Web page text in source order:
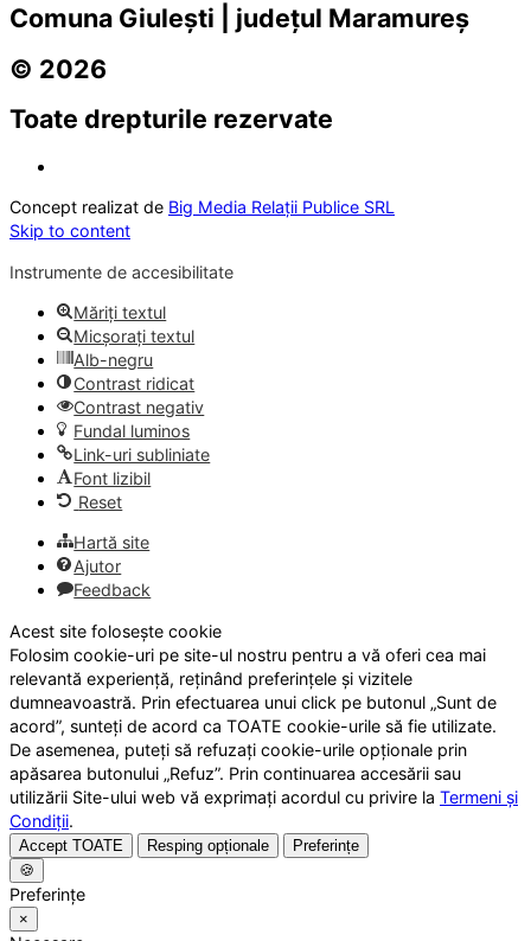
Comuna Giulești | județul Maramureș
© 2026
Toate drepturile rezervate
Concept realizat de Big Media Relații Publice SRL
Skip to content
Instrumente de accesibilitate
Măriți textul
Micșorați textul
Alb-negru
Contrast ridicat
Contrast negativ
Fundal luminos
Link-uri subliniate
Font lizibil
Reset
Hartă site
Ajutor
Feedback
Acest site folosește cookie
Folosim cookie-uri pe site-ul nostru pentru a vă oferi cea mai
relevantă experiență, reținând preferințele și vizitele
dumneavoastră. Prin efectuarea unui click pe butonul „Sunt de
acord”, sunteți de acord ca TOATE cookie-urile să fie utilizate.
De asemenea, puteți să refuzați cookie-urile opționale prin
apăsarea butonului „Refuz”. Prin continuarea accesării sau
utilizării Site-ului web vă exprimați acordul cu privire la Termeni și
Condiții.
Accept TOATE Resping opționale
Preferințe
🍪
Preferințe
×